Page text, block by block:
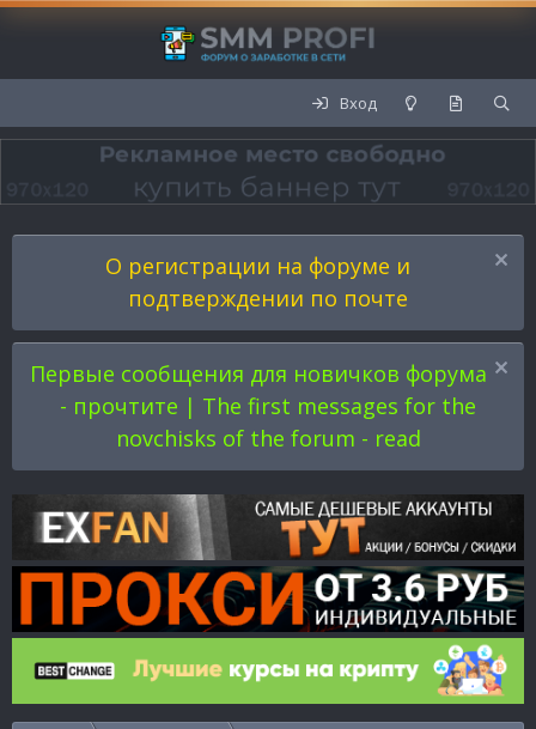
Вход
О регистрации на форуме и
подтверждении по почте
Первые сообщения для новичков форума
- прочтите | The first messages for the
novchisks of the forum - read